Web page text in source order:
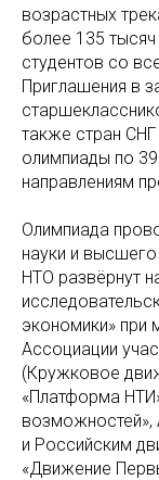
возрастных
более 135
студентов со
Приглашения в
также стран
олимпиады по
направлениям
Олимпиада
науки и
НТО развёрнут
экономики» при
Ассоциации
(Кружковое
«Платформа
возможностей»,
и Российским
«Движение